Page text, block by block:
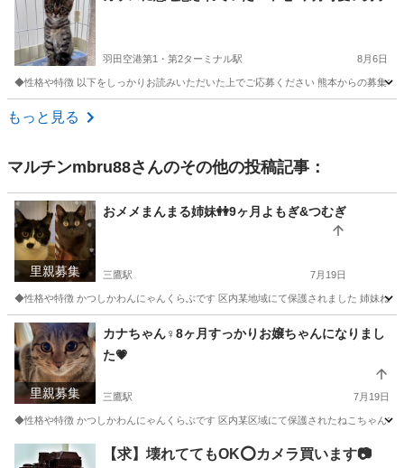
羽田空港第1・第2ターミナル駅 8月6日
◆性格や特徴 以下をしっかりお読みいただいた上でご応募ください 熊本からの募集
東京 大田区
もっと見る
マルチンmbru88さんのその他の投稿記事：
里親募集
おメメまんまる姉妹👭9ヶ月よもぎ&つむぎ
三鷹駅 7月19日
◆性格や特徴 かつしかわんにゃんくらぶです 区内某地域にて保護されました 姉妹ね
東京 調布市 三鷹駅 姉妹
里親募集
カナちゃん♀8ヶ月すっかりお嬢ちゃんになりまし
た💗
三鷹駅 7月19日
◆性格や特徴 かつしかわんにゃんくらぶです 区内某区域にて保護されたねこちゃん
東京 調布市 三鷹駅 猫 カナ
【求】壊れててもOK⭕️カメラ買います📷